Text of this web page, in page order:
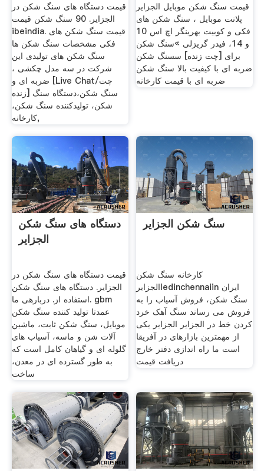
قیمت دستگاه های سنگ شکن در
الجزایر. 90 سنگ شکن قیمت
ibeindia. قیمت سنگ شکن های
فکی مشخصات سنگ شكن ها
سنگ شکن های تولیدی این
شرکت در سه مدل چکشی ،
ضربه ای و [Live Chat/چت
زنده] سنگ شکن،دستگاه سنگ
شکن، تولیدکننده سنگ شکن،
کارخانه,
قیمت سنگ شکن موبایل الجزایر
پلانت موبایل ، سنگ شکن های
فکی و کوبیت بهرینگر اچ اس 10
و 14، فیدر گریزلی »سنگ شکن
برای [چت زنده] سسنگ شکن
ضربه ای با کیفیت بالا سنگ شکن
ضربه ای با قیمت کارخانه
دستگاه های سنگ شکن
الجزایر
قیمت دستگاه های سنگ شکن در
الجزایر. دستگاه های سنگ شکن
استفاده از. دربارهی ما. gbm
عمدتا تولید کننده سنگ شکن
موبایل، سنگ شکن ثابت، ماشین
آلات شن و ماسه، آسیاب های
گلوله ای و گیاهان کامل است که
به طور گسترده ای در معدن،
ساخت
سنگ شکن الجزایر
کارخانه سنگ شکن
الجزایرledinchennaiin ایران
سنگ شکن، فروش آسیاب را به
فروش می رساند سنگ آهک خرد
کردن خط در الجزایر الجزایر یکی
از مهمترین بازارهای در آفریقا
است ما راه اندازی دفتر خارج
دریافت قیمت